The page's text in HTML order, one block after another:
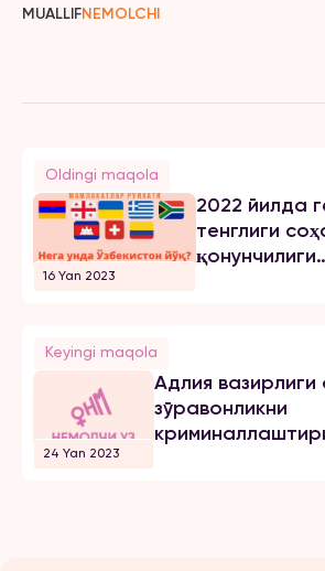
MUALLIFNEMOLCHI
Oldingi maqola
16 Yan 2023
2022 йилда
тенглиги
қонунчилиги
Keyingi maqola
24 Yan 2023
Адлия вазирлиги
зўравонликни